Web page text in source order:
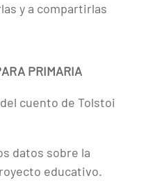
y a compartirlas
PRIMARIA
cuento de Tolstoi
datos sobre la
educativo.